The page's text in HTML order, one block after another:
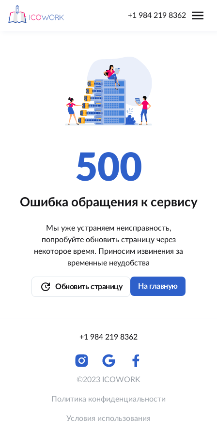
+1 984 219 8362 menu
500
Ошибка обращения к сервису
Мы уже устраняем неисправность,
попробуйте обновить страницу через
некоторое время. Приносим извинения за
временные неудобства
update Обновить страницу На главную
+1 984 219 8362
©2023 ICOWORK
Политика конфиденциальности
Условия использования